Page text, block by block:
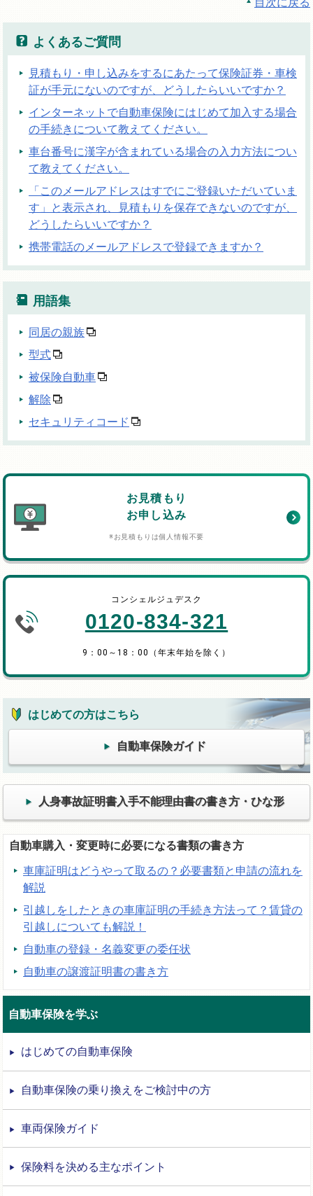
よくあるご質問
見積もり・申し込みをするにあたって保険証券・車検
証が手元にないのですが、どうしたらいいですか？
インターネットで自動車保険にはじめて加入する場合
の手続きについて教えてください。
車台番号に漢字が含まれている場合の入力方法につい
て教えてください。
「このメールアドレスはすでにご登録いただいていま
す」と表示され、見積もりを保存できないのですが、
どうしたらいいですか？
携帯電話のメールアドレスで登録できますか？
用語集
同居の親族
型式
被保険自動車
解除
セキュリティコード
お見積もり
お申し込み
※お見積もりは個人情報不要
コンシェルジュデスク
0120-834-321
9：00～18：00（年末年始を除く）
はじめての方はこちら
自動車保険ガイド
人身事故証明書入手不能理由書の書き方・ひな形
自動車購入・変更時に必要になる書類の書き方
車庫証明はどうやって取るの？必要書類と申請の流れを
解説
引越しをしたときの車庫証明の手続き方法って？賃貸の
引越しについても解説！
自動車の登録・名義変更の委任状
自動車の譲渡証明書の書き方
自動車保険を学ぶ
はじめての自動車保険
自動車保険の乗り換えをご検討中の方
車両保険ガイド
保険料を決める主なポイント